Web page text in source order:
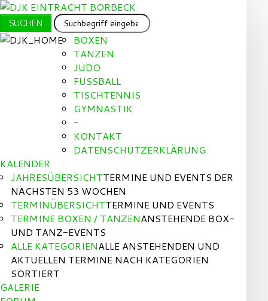
SUCHEN
SUCHEN
...
BOXEN
TANZEN
JUDO
FUSSBALL
TISCHTENNIS
GYMNASTIK
-
KONTAKT
DATENSCHUTZERKLÄRUNG
KALENDER
JAHRESÜBERSICHTTERMINE UND EVENTS DER
NÄCHSTEN 53 WOCHEN
TERMINÜBERSICHTTERMINE UND EVENTS
TERMINE BOXEN / TANZENANSTEHENDE BOX-
UND TANZ-EVENTS
ALLE KATEGORIENALLE ANSTEHENDEN UND
AKTUELLEN TERMINE NACH KATEGORIEN
SORTIERT
GALERIE